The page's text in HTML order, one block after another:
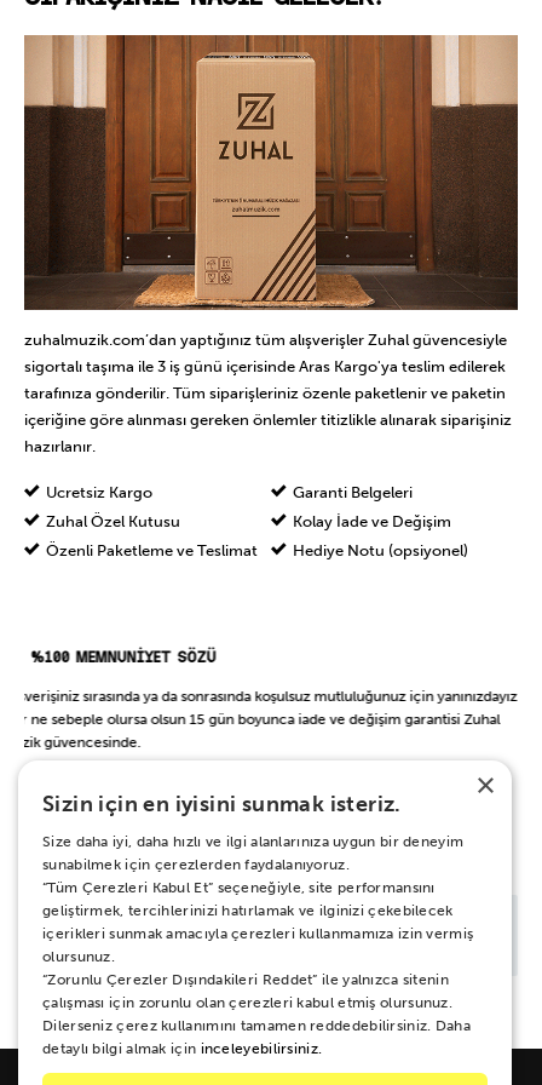
zuhalmuzik.com’dan yaptığınız tüm alışverişler Zuhal güvencesiyle
sigortalı taşıma ile 3 iş günü içerisinde Aras Kargo'ya teslim edilerek
tarafınıza gönderilir. Tüm siparişleriniz özenle paketlenir ve paketin
içeriğine göre alınması gereken önlemler titizlikle alınarak siparişiniz
hazırlanır.
Ücretsiz Kargo
Zuhal Özel Kutusu
Özenli Paketleme ve Teslimat
Garanti Belgeleri
Kolay İade ve Değişim
Hediye Notu (opsiyonel)
%100 MEMNUNİYET SÖZÜ
Alışverişiniz sırasında ya da sonrasında koşulsuz mutluluğunuz için yanınızdayız.
Her ne sebeple olursa olsun 15 gün boyunca iade ve değişim garantisi Zuhal
Müzik güvencesinde.
BAŞKA BİR ŞEY Mİ ARIYORSUN?
×
Sizin için en iyisini sunmak isteriz.
Size daha iyi, daha hızlı ve ilgi alanlarınıza uygun bir deneyim
sunabilmek için çerezlerden faydalanıyoruz.
“Tüm Çerezleri Kabul Et” seçeneğiyle, site performansını
geliştirmek, tercihlerinizi hatırlamak ve ilginizi çekebilecek
içerikleri sunmak amacıyla çerezleri kullanmamıza izin vermiş
olursunuz.
“Zorunlu Çerezler Dışındakileri Reddet” ile yalnızca sitenin
çalışması için zorunlu olan çerezleri kabul etmiş olursunuz.
Dilerseniz çerez kullanımını tamamen reddedebilirsiniz. Daha
detaylı bilgi almak için inceleyebilirsiniz.